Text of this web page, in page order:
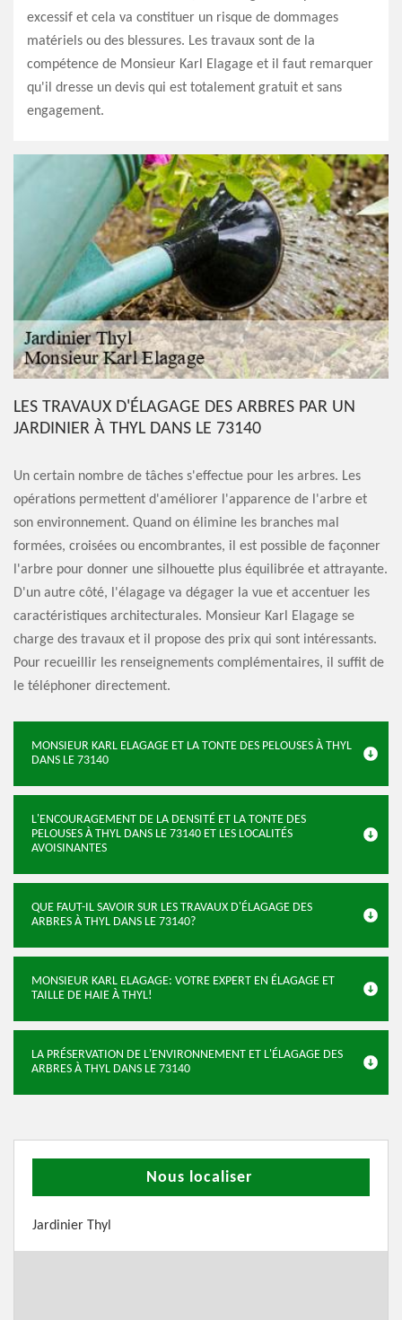
excessif et cela va constituer un risque de dommages
matériels ou des blessures. Les travaux sont de la
compétence de Monsieur Karl Elagage et il faut remarquer
qu'il dresse un devis qui est totalement gratuit et sans
engagement.
LES TRAVAUX D'ÉLAGAGE DES ARBRES PAR UN
JARDINIER À THYL DANS LE 73140
Un certain nombre de tâches s'effectue pour les arbres. Les
opérations permettent d'améliorer l'apparence de l'arbre et
son environnement. Quand on élimine les branches mal
formées, croisées ou encombrantes, il est possible de façonner
l'arbre pour donner une silhouette plus équilibrée et attrayante.
D'un autre côté, l'élagage va dégager la vue et accentuer les
caractéristiques architecturales. Monsieur Karl Elagage se
charge des travaux et il propose des prix qui sont intéressants.
Pour recueillir les renseignements complémentaires, il suffit de
le téléphoner directement.
MONSIEUR KARL ELAGAGE ET LA TONTE DES PELOUSES À THYL
DANS LE 73140
L'ENCOURAGEMENT DE LA DENSITÉ ET LA TONTE DES
PELOUSES À THYL DANS LE 73140 ET LES LOCALITÉS
AVOISINANTES
QUE FAUT-IL SAVOIR SUR LES TRAVAUX D'ÉLAGAGE DES
ARBRES À THYL DANS LE 73140?
MONSIEUR KARL ELAGAGE: VOTRE EXPERT EN ÉLAGAGE ET
TAILLE DE HAIE À THYL!
LA PRÉSERVATION DE L'ENVIRONNEMENT ET L'ÉLAGAGE DES
ARBRES À THYL DANS LE 73140
Nous localiser
Jardinier Thyl